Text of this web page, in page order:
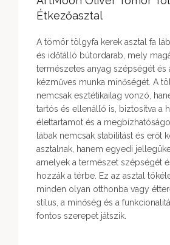
Étkezőasztal
A tömör tölgyfa kerek asztal fa
és időtálló bútordarab, mely
természetes anyag szépségét és
kézműves munka minőségét. A
nemcsak esztétikailag vonzó,
tartós és ellenálló is, biztosítva a
élettartamot és a
lábak nemcsak stabilitást és erőt
asztalnak, hanem egyedi
amelyek a természet szépségét
hozzák a térbe. Ez az asztal
minden olyan otthonba vagy
stílus, a minőség és a
fontos szerepet játszik.